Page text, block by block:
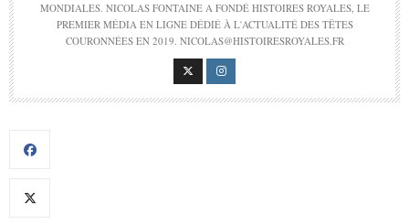
MONDIALES. NICOLAS FONTAINE A FONDÉ HISTOIRES ROYALES, LE
PREMIER MÉDIA EN LIGNE DÉDIÉ À L'ACTUALITÉ DES TÊTES
COURONNÉES EN 2019. NICOLAS@HISTOIRESROYALES.FR